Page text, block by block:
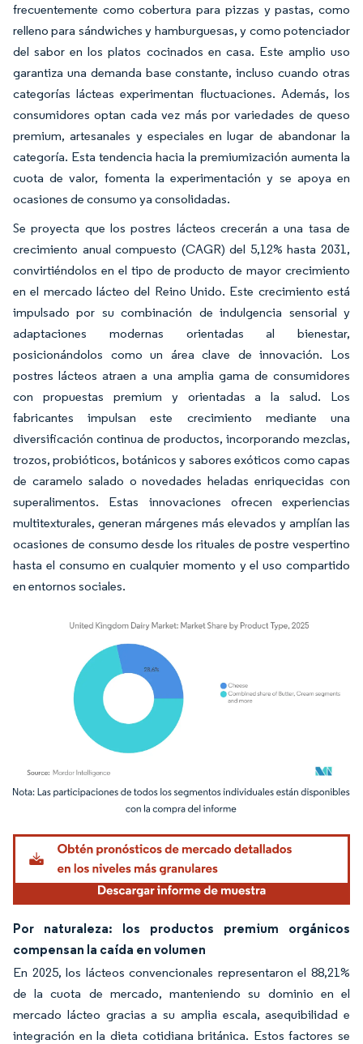
frecuentemente como cobertura para pizzas y pastas, como
relleno para sándwiches y hamburguesas, y como potenciador
del sabor en los platos cocinados en casa. Este amplio uso
garantiza una demanda base constante, incluso cuando otras
categorías lácteas experimentan fluctuaciones. Además, los
consumidores optan cada vez más por variedades de queso
premium, artesanales y especiales en lugar de abandonar la
categoría. Esta tendencia hacia la premiumización aumenta la
cuota de valor, fomenta la experimentación y se apoya en
ocasiones de consumo ya consolidadas.
Se proyecta que los postres lácteos crecerán a una tasa de
crecimiento anual compuesto (CAGR) del 5,12% hasta 2031,
convirtiéndolos en el tipo de producto de mayor crecimiento
en el mercado lácteo del Reino Unido. Este crecimiento está
impulsado por su combinación de indulgencia sensorial y
adaptaciones modernas orientadas al bienestar,
posicionándolos como un área clave de innovación. Los
postres lácteos atraen a una amplia gama de consumidores
con propuestas premium y orientadas a la salud. Los
fabricantes impulsan este crecimiento mediante una
diversificación continua de productos, incorporando mezclas,
trozos, probióticos, botánicos y sabores exóticos como capas
de caramelo salado o novedades heladas enriquecidas con
superalimentos. Estas innovaciones ofrecen experiencias
multitexturales, generan márgenes más elevados y amplían las
ocasiones de consumo desde los rituales de postre vespertino
hasta el consumo en cualquier momento y el uso compartido
en entornos sociales.
Imagen © Mordor Intelligence. El uso requiere atribución según CC BY 4.0.
Por naturaleza: los productos premium orgánicos
compensan la caída en volumen
En 2025, los lácteos convencionales representaron el 88,21%
de la cuota de mercado, manteniendo su dominio en el
mercado lácteo gracias a su amplia escala, asequibilidad e
integración en la dieta cotidiana británica. Estos factores se